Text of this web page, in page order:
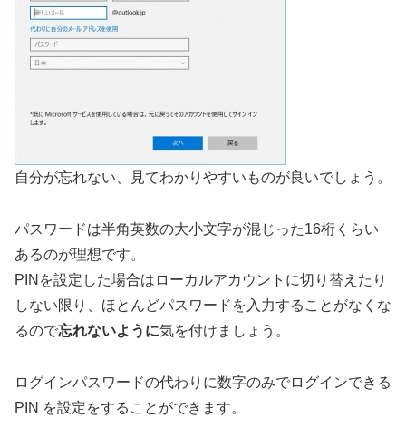
自分が忘れない、見てわかりやすいものが良いでしょう。
パスワードは半角英数の大小文字が混じった16桁くらい
あるのが理想です。
PINを設定した場合はローカルアカウントに切り替えたり
しない限り、ほとんどパスワードを入力することがなくな
るので忘れないように気を付けましょう。
ログインパスワードの代わりに数字のみでログインできる
PIN を設定をすることができます。